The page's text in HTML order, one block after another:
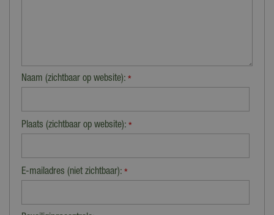
Naam (zichtbaar op website): *
Plaats (zichtbaar op website): *
E-mailadres (niet zichtbaar): *